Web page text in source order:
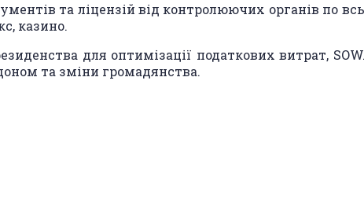
та ліцензій від контролюючих органів по
казино.
для оптимізації податкових витрат,
та зміни громадянства.